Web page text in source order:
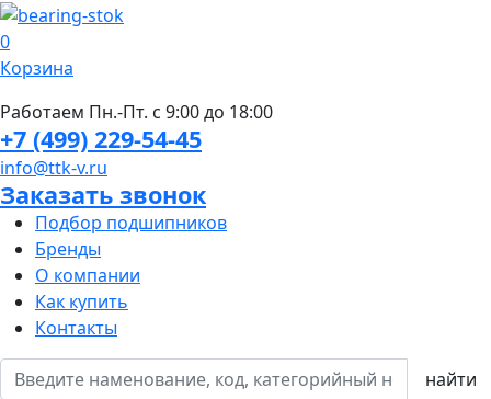
0
Корзина
Работаем Пн.-Пт. с 9:00 до 18:00
+7 (499) 229-54-45
info@ttk-v.ru
Заказать звонок
Подбор подшипников
Бренды
О компании
Как купить
Контакты